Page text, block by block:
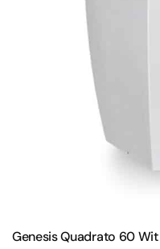
Genesis Quadrato 60 Wit